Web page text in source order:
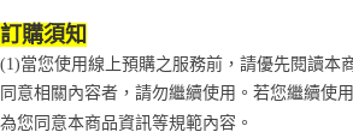
【繳款方式說明】
1.分期款項不併入電信帳單，「大哥付你分期」於
醒簡訊。
2.透過簡訊連結打開帳單後，可選擇「超商條碼／
帳／街口支付／iPASS MONEY」等通路繳費。
３．安心：先確認商品／服務後，再付款。
【「AFTEE先享後付」結帳流程】
１．於結帳方式選擇「AFTEE先享後付」後，將
結帳頁面，進行簡訊認證並確認金額後，即可完成
２．訂單成立數日內，您將收到繳費通知簡訊。
付款後全家取貨
每筆NT$70，滿NT$899(含以上)免運費
付款後7-11取貨
訂購須知
(1)當您使用線上預購之服務前，請優先閱讀本
同意相關內容者，請勿繼續使用。若您繼續使
為您同意本商品資訊等規範內容。